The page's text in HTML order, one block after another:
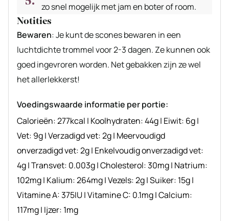
zo snel mogelijk met jam en boter of room.
Notities
Bewaren: Je kunt de scones bewaren in een
luchtdichte trommel voor 2-3 dagen. Ze kunnen ook
goed ingevroren worden. Net gebakken zijn ze wel
het allerlekkerst!
Voedingswaarde informatie per portie:
Calorieën:277kcal | Koolhydraten:44g| Eiwit: 6g|
Vet: 9g|Verzadigd vet:2g| Meervoudigd
onverzadigd vet:2g| Enkelvoudig onverzadigd vet:
4g|Transvet: 0.003g|Cholesterol:30mg| Natrium:
102mg| Kalium:264mg|Vezels:2g|Suiker: 15g|
Vitamine A:375IU|Vitamine C: 0.1mg|Calcium:
117mg| Ijzer: 1mg